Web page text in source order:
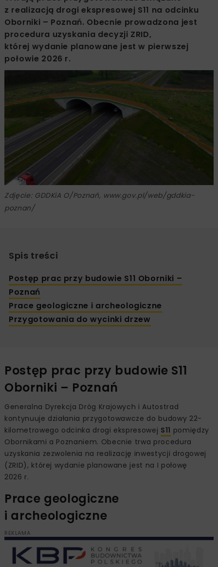
z realizacją drogi ekspresowej S11 na odcinku
Oborniki – Poznań. Obecnie prowadzona jest
procedura uzyskania decyzji ZRID,
której wydanie planowane jest w pierwszej
połowie 2026 r.
Zdjęcie: GDDKiA O/Poznań, www.gov.pl/web/gddkia-
poznan/
Spis treści
Postęp prac przy budowie S11 Oborniki –
Poznań
Prace geologiczne i archeologiczne
Przygotowania do wycinki drzew
Postęp prac przy budowie S11
Oborniki – Poznań
Generalna Dyrekcja Dróg Krajowych i Autostrad
kontynuuje działania przygotowawcze do budowy 22-
kilometrowego odcinka drogi ekspresowej S11 pomiędzy
Obornikami a Poznaniem. Obecnie trwa procedura
uzyskania zezwolenia na realizację inwestycji drogowej
(ZRID), której wydanie planowane jest na I połowę
2026 r.
Prace geologiczne
i archeologiczne
REKLAMA